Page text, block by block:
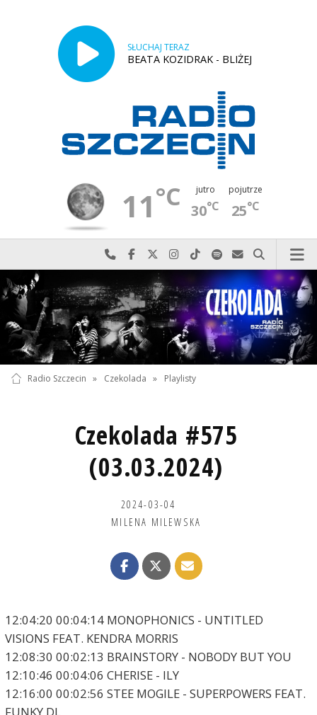
SŁUCHAJ TERAZ
BEATA KOZIDRAK - BLIŻEJ
11°C jutro
30°C
pojutrze
25°C
Najlepiej po prostu do nas zadzwoń
Odwiedź nas na Facebook-u
Odwiedź nas na X
Odwiedź nas na Instagram-ie
Odwiedź nas na TikTok-u
Szukaj nas na Spotify
Wyślij do nas
Szukaj
Radio Szczecin » Czekolada » Playlisty
Czekolada #575
(03.03.2024)
2024-03-04
MILENA MILEWSKA
12:04:20 00:04:14 MONOPHONICS - UNTITLED
VISIONS FEAT. KENDRA MORRIS
12:08:30 00:02:13 BRAINSTORY - NOBODY BUT YOU
12:10:46 00:04:06 CHERISE - ILY
12:16:00 00:02:56 STEE MOGILE - SUPERPOWERS FEAT.